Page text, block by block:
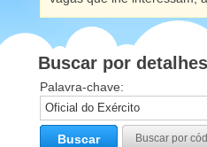
Buscar por detalhes
Palavra-chave:
Buscar Buscar por